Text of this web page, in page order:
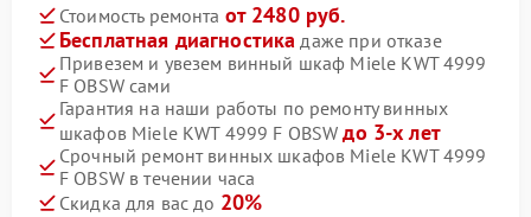
Стоимость ремонта от 2480 руб.
Бесплатная диагностика даже при отказе
Привезем и увезем винный шкаф Miele KWT 4999
F OBSW сами
Гарантия на наши работы по ремонту винных
шкафов Miele KWT 4999 F OBSWдо 3-х лет
Срочный ремонт винных шкафов Miele KWT 4999
F OBSW в течении часа
Скидка для вас до 20%